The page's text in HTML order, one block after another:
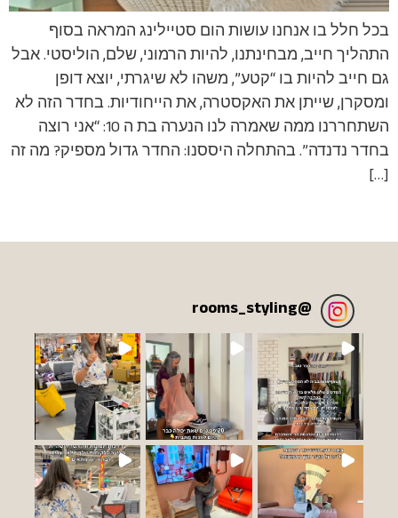
בכל חלל בו אנחנו עושות הום סטיילינג המראה בסוף
התהליך חייב, מבחינתנו, להיות הרמוני, שלם, הוליסטי. אבל
גם חייב להיות בו “קטע”, משהו לא שיגרתי, יוצא דופן
ומסקרן, שייתן את האקסטרה, את הייחודיות. בחדר הזה לא
השתחררנו ממה שאמרה לנו הנערה בת ה 10: “אני רוצה
בחדר נדנדה”. בהתחלה היססנו: החדר גדול מספיק? מה זה
[…]
@
rooms_styling